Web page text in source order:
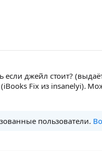
если джейл стоит?
Fix из insanelyi).
пользователи.